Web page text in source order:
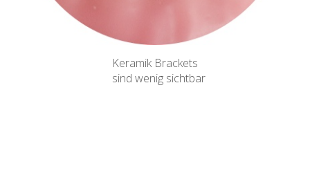
Keramik Brackets
sind wenig sichtbar